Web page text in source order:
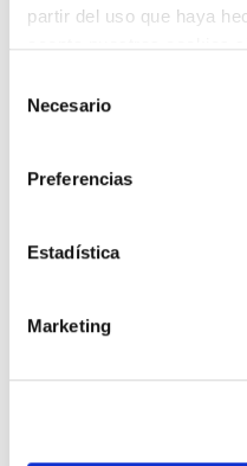
partir del uso que haya
Necesario
Preferencias
Estadística
Marketing